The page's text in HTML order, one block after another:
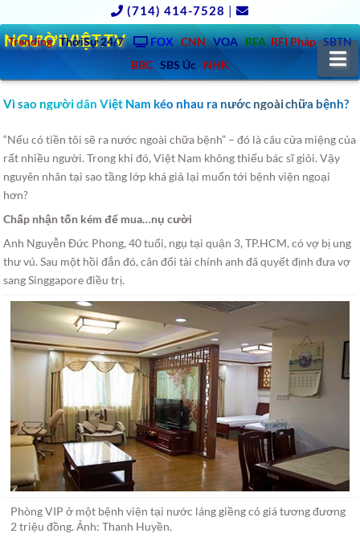
(714) 414-7528 |
Trending ThờiSự 24/7 FOX CNN VOA RFA RFI Pháp SBTN
BBC SBS Úc NHK
NGƯỜIVIỆT.TV
Vì sao người dân Việt Nam kéo nhau ra nước ngoài chữa bệnh?
“Nếu có tiền tôi sẽ ra nước ngoài chữa bệnh” – đó là câu cửa miệng của
rất nhiều người. Trong khi đó, Việt Nam không thiếu bác sĩ giỏi. Vậy
nguyên nhân tại sao tầng lớp khá giả lại muốn tới bệnh viện ngoại
hơn?
Chấp nhận tốn kém để mua…nụ cười
Anh Nguyễn Đức Phong, 40 tuổi, ngụ tại quận 3, TP.HCM, có vợ bị ung
thư vú. Sau một hồi đắn đó, cân đối tài chính anh đã quyết định đưa vợ
sang Singgapore điều trị.
Phòng VIP ở một bệnh viện tại nước láng giềng có giá tương đương
2 triệu đồng. Ảnh: Thanh Huyền.